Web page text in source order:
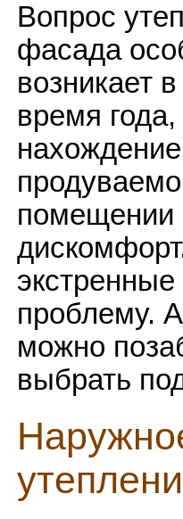
Вопрос
фасада
возникает
время года,
помещении
проблему.
можно
выбрать